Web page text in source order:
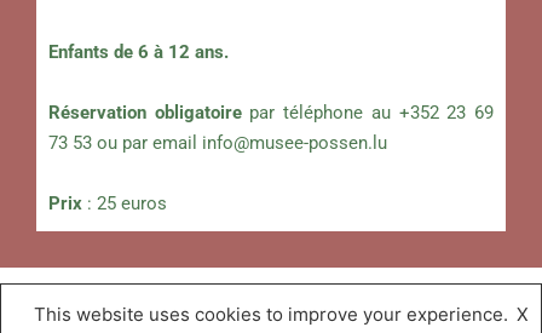
Enfants de 6 à 12 ans.
Réservation obligatoirepar téléphone au +352 23 69
73 53 ou par email info@musee-possen.lu
Prix : 25 euros
Musée « A Possen », Proudly powered by
This website uses cookies to improve your experience. X